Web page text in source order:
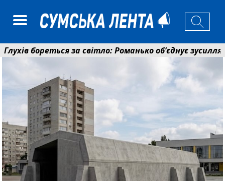
бореться за світло: Романько об’єднує зусилля
фонд Сумщини спрямував 0,2 млрд грн на